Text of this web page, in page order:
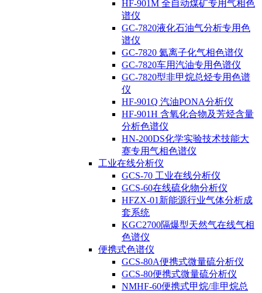
HF-901M 全自动煤矿专用气相色
谱仪
GC-7820液化石油气分析专用色
谱仪
GC-7820 氦离子化气相色谱仪
GC-7820车用汽油专用色谱仪
GC-7820型非甲烷总烃专用色谱
仪
HF-901Q 汽油PONA分析仪
HF-901H 含氧化合物及芳烃含量
分析色谱仪
HN-200DS化学实验技术技能大
赛专用气相色谱仪
工业在线分析仪
GCS-70 工业在线分析仪
GCS-60在线硫化物分析仪
HFZX-01新能源行业气体分析成
套系统
KGC2700隔爆型天然气在线气相
色谱仪
便携式色谱仪
GCS-80A便携式微量硫分析仪
GCS-80便携式微量硫分析仪
NMHF-60便携式甲烷/非甲烷总